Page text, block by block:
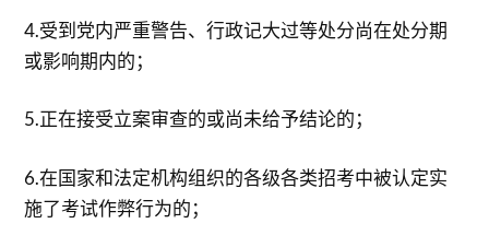
4.受到党内严重警告、行政记大过等处分尚在处分期
或影响期内的；
5.正在接受立案审查的或尚未给予结论的；
6.在国家和法定机构组织的各级各类招考中被认定实
施了考试作弊行为的；